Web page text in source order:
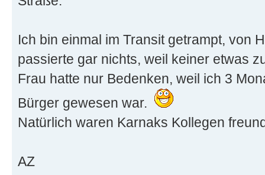
Ich bin einmal im Transit getrampt, von
passierte gar nichts, weil keiner etwas
Frau hatte nur Bedenken, weil ich 3
Bürger gewesen war.
Natürlich waren Karnaks Kollegen
AZ